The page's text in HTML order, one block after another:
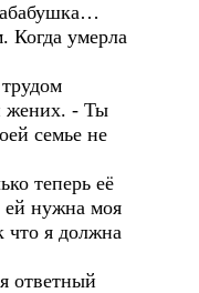
Когда умерла
жених. - Ты
семье не
теперь её
ей нужна моя
что я должна
ответный